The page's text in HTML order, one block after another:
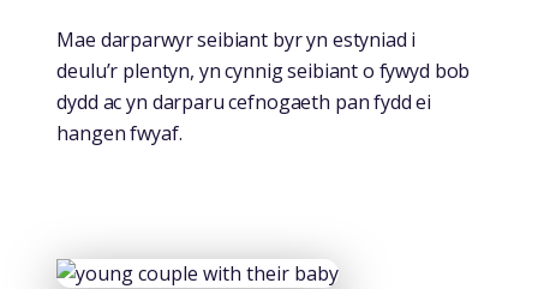
Mae darparwyr seibiant byr yn estyniad i
deulu’r plentyn, yn cynnig seibiant o fywyd bob
dydd ac yn darparu cefnogaeth pan fydd ei
hangen fwyaf.